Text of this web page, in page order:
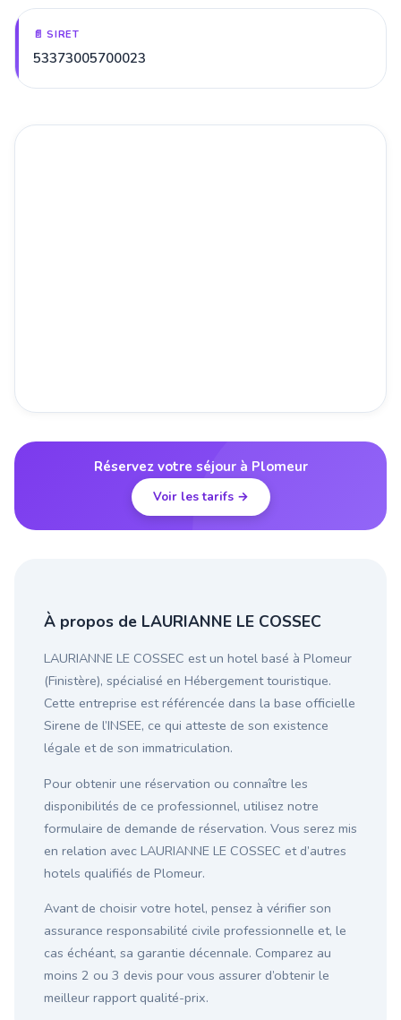
📄 SIRET
53373005700023
Réservez votre séjour à Plomeur
Voir les tarifs →
À propos de LAURIANNE LE COSSEC
LAURIANNE LE COSSEC est un hotel basé à Plomeur
(Finistère), spécialisé en Hébergement touristique.
Cette entreprise est référencée dans la base officielle
Sirene de l’INSEE, ce qui atteste de son existence
légale et de son immatriculation.
Pour obtenir une réservation ou connaître les
disponibilités de ce professionnel, utilisez notre
formulaire de demande de réservation. Vous serez mis
en relation avec LAURIANNE LE COSSEC et d’autres
hotels qualifiés de Plomeur.
Avant de choisir votre hotel, pensez à vérifier son
assurance responsabilité civile professionnelle et, le
cas échéant, sa garantie décennale. Comparez au
moins 2 ou 3 devis pour vous assurer d’obtenir le
meilleur rapport qualité-prix.